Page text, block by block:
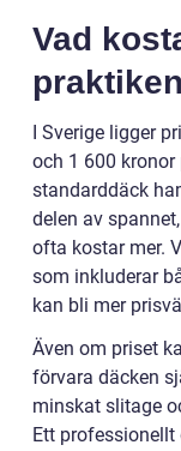
Vad
I Sverige ligger
och 1 600 kronor
standarddäck
delen av
ofta kostar mer.
som inkluderar
kan bli mer
Även om priset
förvara däcken
minskat slitage
Ett